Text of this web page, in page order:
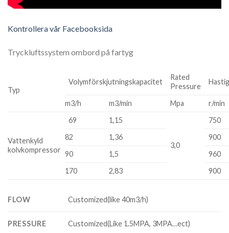
Kontrollera vår Facebooksida
Tryckluftssystem ombord på fartyg
Typ
Volymförskjutningskapacitet
Rated
Pressure
m3/h m3/min Mpa r/min
Vattenkyld
kolvkompressor
69 1,15
3,0
750
82
1,36
900
90
1,5
960
170
2,83 900
FLOW Customized(like 40m3/h)
PRESSURE Customized(Like 1.5MPA, 3MPA…ect)